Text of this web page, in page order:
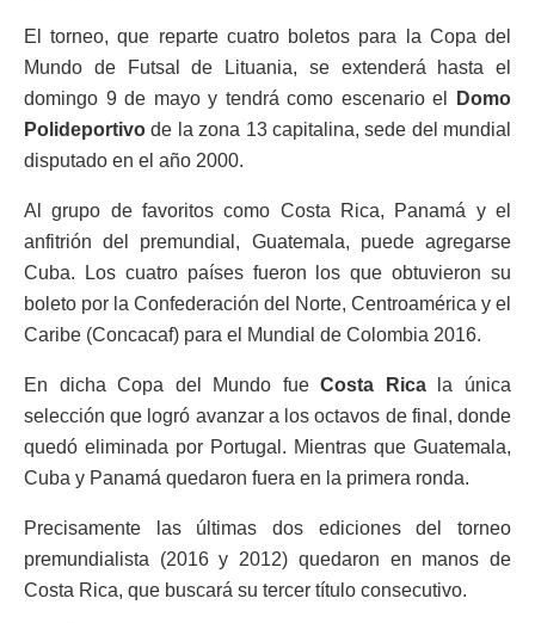
El torneo, que reparte cuatro boletos para la Copa del
Mundo de Futsal de Lituania, se extenderá hasta el
domingo 9 de mayo y tendrá como escenario el
Domo
Polideportivo de la zona 13 capitalina, sede del mundial
disputado en el año 2000.
Al grupo de favoritos como Costa Rica, Panamá y el
anfitrión del premundial, Guatemala, puede agregarse
Cuba. Los cuatro países fueron los que obtuvieron su
boleto por la Confederación del Norte, Centroamérica y el
Caribe (Concacaf) para el Mundial de Colombia 2016.
En dicha Copa del Mundo fueCosta Ricala única
selección que logró avanzar a los octavos de final, donde
quedó eliminada por Portugal. Mientras que Guatemala,
Cuba y Panamá quedaron fuera en la primera ronda.
Precisamente las últimas dos ediciones del torneo
premundialista (2016 y 2012) quedaron en manos de
Costa Rica, que buscará su tercer título consecutivo.